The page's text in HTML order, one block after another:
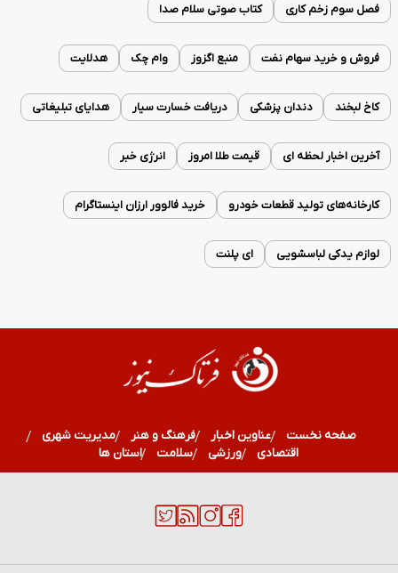
فصل سوم زخم کاری کتاب صوتی سلام صدا
فروش و خرید سهام نفت منبع اگزوز وام چک هدلایت
کاخ لبخند دندان پزشکی دریافت خسارت سیار هدایای تبلیغاتی
آخرین اخبار لحظه ای قیمت طلا امروز انرژی خبر
کارخانه‌های تولید قطعات خودرو خرید فالوور ارزان اینستاگرام
لوازم یدکی لباسشویی ای پلنت
صفحه نخست عناوین اخبار فرهنگ و هنر
مدیریت شهری
اقتصادی
ورزشی سلامت استان ها